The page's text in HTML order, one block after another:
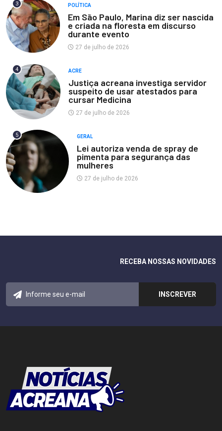
3 POLÍTICA
Em São Paulo, Marina diz ser nascida
e criada na floresta em discurso
durante evento
27 de julho de 2026
4 ACRE
Justiça acreana investiga servidor
suspeito de usar atestados para
cursar Medicina
27 de julho de 2026
5 GERAL
Lei autoriza venda de spray de
pimenta para segurança das
mulheres
27 de julho de 2026
RECEBA NOSSAS NOVIDADES